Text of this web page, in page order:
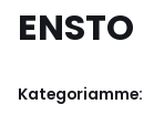
ENSTO
Kategoriamme: